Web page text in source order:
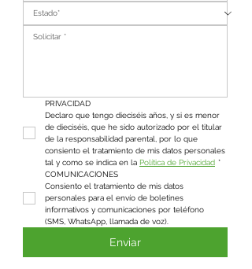
PRIVACIDAD
Declaro que tengo dieciséis años, y si es menor
de dieciséis, que he sido autorizado por el titular
de la responsabilidad parental, por lo que
consiento el tratamiento de mis datos personales
tal y como se indica en la Política de Privacidad *
COMUNICACIONES
Consiento el tratamiento de mis datos
personales para el envío de boletines
informativos y comunicaciones por teléfono
(SMS, WhatsApp, llamada de voz).
Enviar